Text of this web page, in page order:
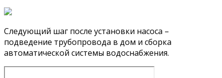
Следующий шаг после установки насоса –
подведение трубопровода в дом и сборка
автоматической системы водоснабжения.